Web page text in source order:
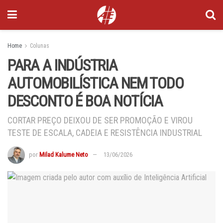
Home Colunas
PARA A INDÚSTRIA
AUTOMOBILÍSTICA NEM TODO
DESCONTO É BOA NOTÍCIA
CORTAR PREÇO DEIXOU DE SER PROMOÇÃO E VIROU
TESTE DE ESCALA, CADEIA E RESISTÊNCIA INDUSTRIAL
por Milad Kalume Neto 13/06/2026